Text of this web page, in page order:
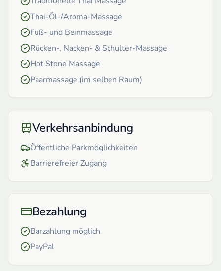
Thai-Öl-/Aroma-Massage
Fuß- und Beinmassage
Rücken-, Nacken- & Schulter-Massage
Hot Stone Massage
Paarmassage (im selben Raum)
Verkehrsanbindung
Öffentliche Parkmöglichkeiten
Barrierefreier Zugang
Bezahlung
Barzahlung möglich
PayPal